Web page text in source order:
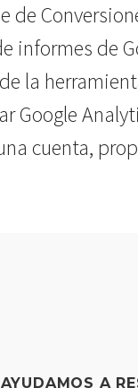
de
informes de
la
Google
cuenta,
A